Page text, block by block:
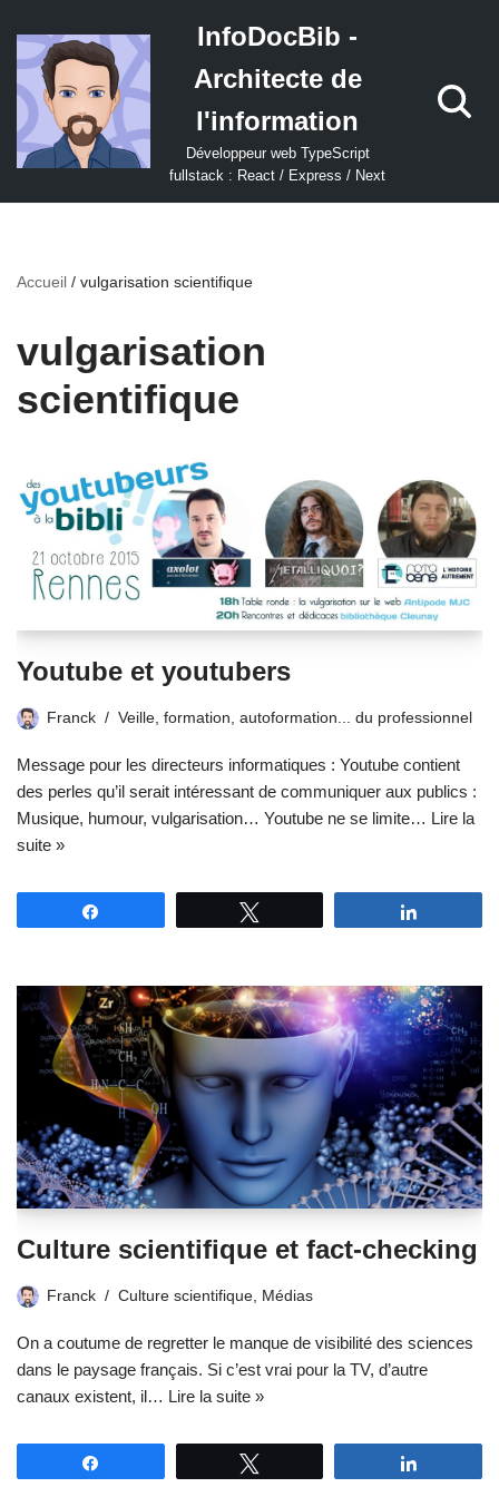
Aller
au
contenu
InfoDocBib -
Architecte de
l'information
Développeur web TypeScript
fullstack : React / Express / Next
Accueil / vulgarisation scientifique
vulgarisation
scientifique
Youtube et youtubers
Franck Veille, formation, autoformation... du professionnel
Message pour les directeurs informatiques : Youtube contient
des perles qu’il serait intéressant de communiquer aux publics :
Musique, humour, vulgarisation… Youtube ne se limite… Lire la
suite »
Culture scientifique et fact-checking
Franck Culture scientifique Médias
On a coutume de regretter le manque de visibilité des sciences
dans le paysage français. Si c’est vrai pour la TV, d’autre
canaux existent, il… Lire la suite »